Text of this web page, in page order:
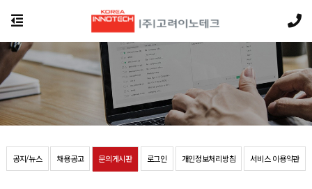
공지/뉴스 채용공고 문의게시판 로그인 개인정보처리방침 서비스 이용약관